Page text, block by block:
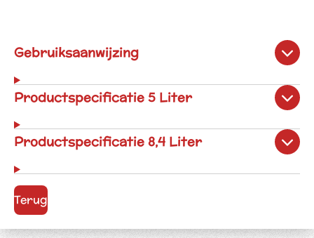
Gebruiksaanwijzing
Productspecificatie 5 Liter
Productspecificatie 8,4 Liter
Terug